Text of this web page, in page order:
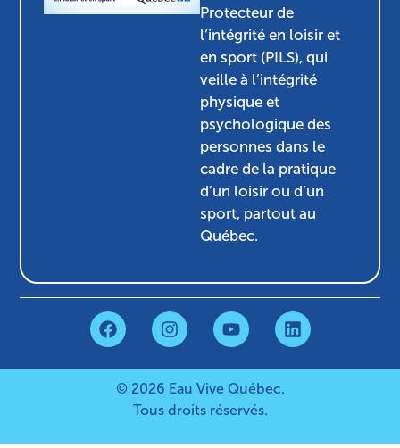
Protecteur de
l’intégrité en loisir et
en sport (PILS), qui
veille à l’intégrité
physique et
psychologique des
personnes dans le
cadre de la pratique
d’un loisir ou d’un
sport, partout au
Québec.
© 2026 Eau Vive Québec.
Tous droits réservés.